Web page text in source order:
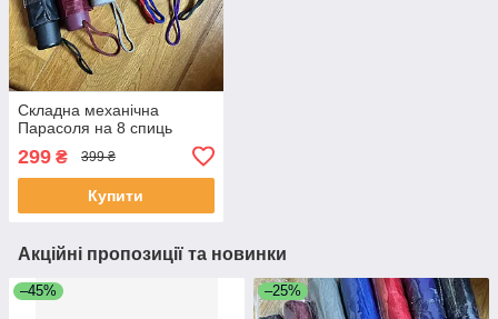
Складна механічна
Парасоля на 8 спиць
299 ₴ 399 ₴
Купити
Акційні пропозиції та новинки
–45% –25%